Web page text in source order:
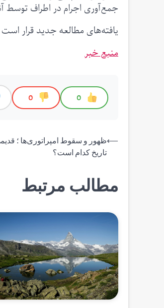
جمع‌آوری اجرام در اطراف توسط
یافته‌های مطالعه جدید قرار
منبع خبر
0
0
راهبری
نوشته
⟵ظهور و سقوط امپراتوری‌ها ؛
تاریخ کدام است؟
مطالب مرتبط